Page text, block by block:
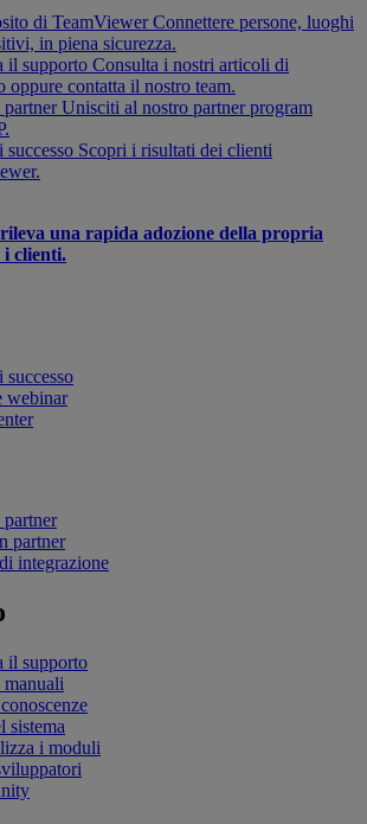
di TeamViewer Connettere persone, luoghi
in piena sicurezza.
il supporto Consulta i nostri articoli di
oppure contatta il nostro team.
Unisciti al nostro partner program
successo Scopri i risultati dei clienti
una rapida adozione della propria
clienti.
successo
webinar
partner
integrazione
il supporto
sistema
i moduli